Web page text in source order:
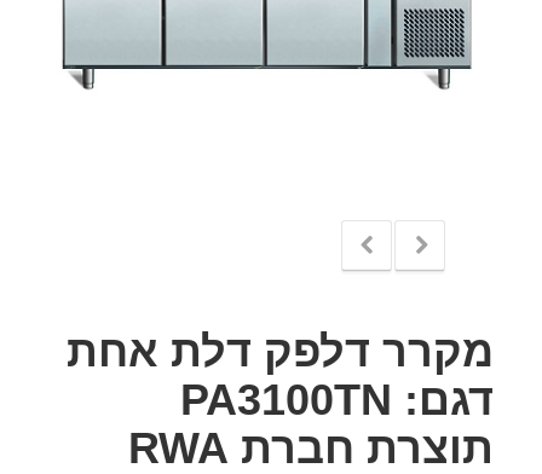
מקרר דלפק דלת אחת
דגם: PA3100TN
תוצרת חברת RWA